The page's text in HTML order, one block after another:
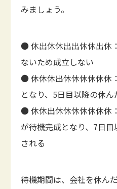
みましょう。
● 休出休休出出休休出休
ないため成立しない
● 休休休出休休休休休休
となり、5日目以降の休
● 休休出休休休休休休休
が待機完成となり、7日
される
待機期間は、会社を休ん